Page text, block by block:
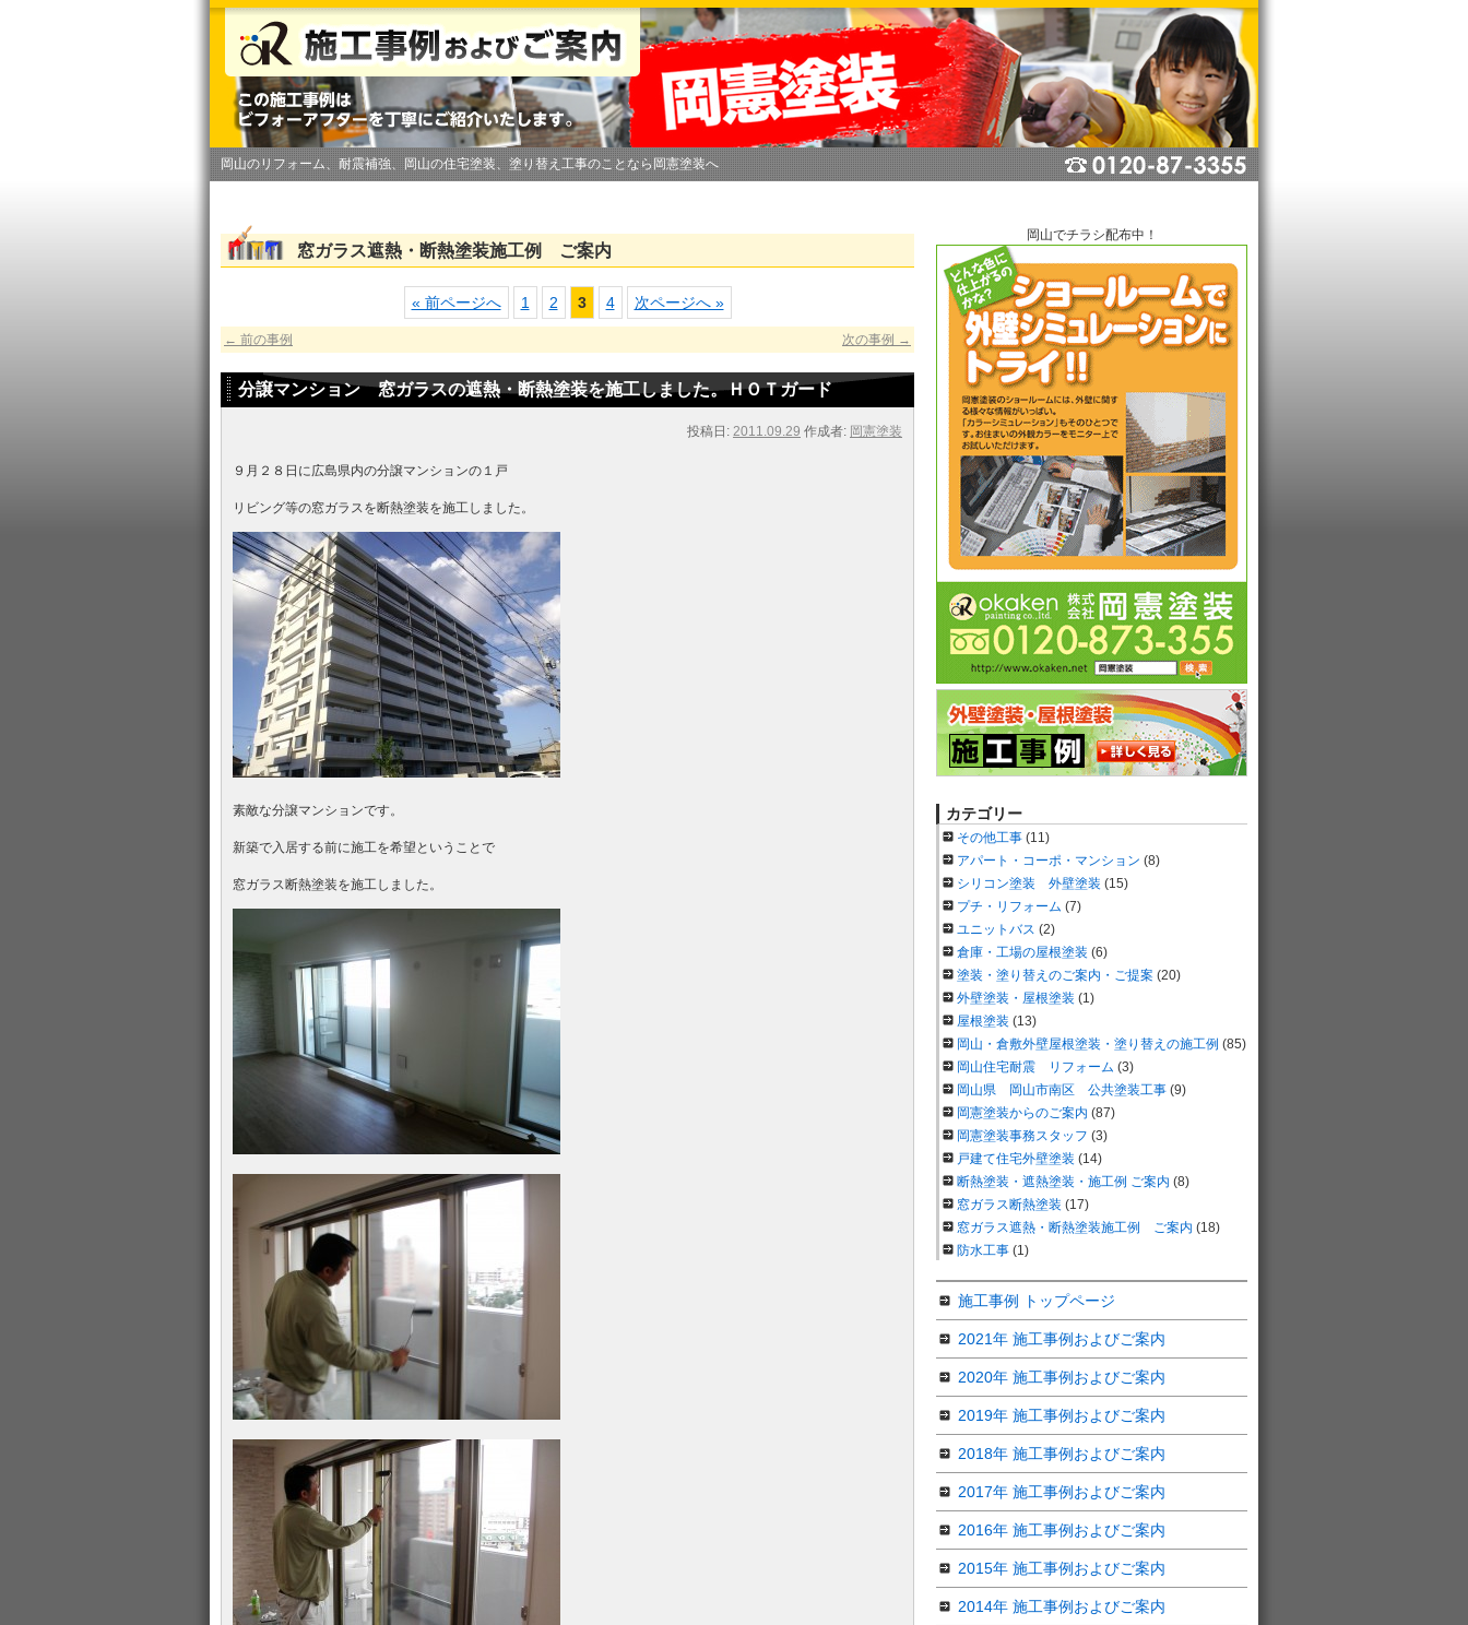
岡山のリフォーム、耐震補強、岡山の住宅塗装、塗り替え工事のことなら岡憲塗装へ
窓ガラス遮熱・断熱塗装施工例 ご案内
« 前ページへ 1 2 3 4 次ページへ »
← 前の事例 次の事例 →
分譲マンション 窓ガラスの遮熱・断熱塗装を施工しました。ＨＯＴガード
投稿日: 2011.09.29 作成者: 岡憲塗装
９月２８日に広島県内の分譲マンションの１戸
リビング等の窓ガラスを断熱塗装を施工しました。
素敵な分譲マンションです。
新築で入居する前に施工を希望ということで
窓ガラス断熱塗装を施工しました。
岡山でチラシ配布中！
カテゴリー
その他工事 (11)
アパート・コーポ・マンション (8)
シリコン塗装 外壁塗装 (15)
プチ・リフォーム (7)
ユニットバス (2)
倉庫・工場の屋根塗装 (6)
塗装・塗り替えのご案内・ご提案 (20)
外壁塗装・屋根塗装 (1)
屋根塗装 (13)
岡山・倉敷外壁屋根塗装・塗り替えの施工例 (85)
岡山住宅耐震 リフォーム (3)
岡山県 岡山市南区 公共塗装工事 (9)
岡憲塗装からのご案内 (87)
岡憲塗装事務スタッフ (3)
戸建て住宅外壁塗装 (14)
断熱塗装・遮熱塗装・施工例 ご案内 (8)
窓ガラス断熱塗装 (17)
窓ガラス遮熱・断熱塗装施工例 ご案内 (18)
防水工事 (1)
施工事例 トップページ
2021年 施工事例およびご案内
2020年 施工事例およびご案内
2019年 施工事例およびご案内
2018年 施工事例およびご案内
2017年 施工事例およびご案内
2016年 施工事例およびご案内
2015年 施工事例およびご案内
2014年 施工事例およびご案内